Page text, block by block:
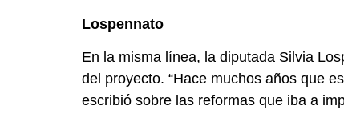
Lospennato
En la misma línea, la diputada Silvia
del proyecto. “Hace muchos años que
escribió sobre las reformas que iba a